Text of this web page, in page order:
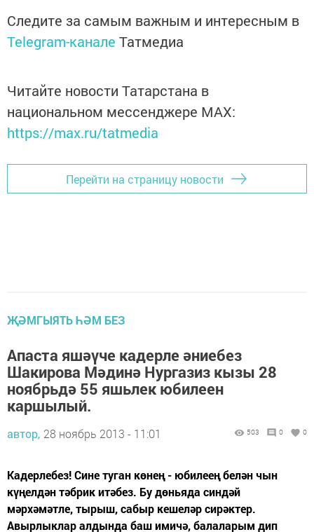
Следите за самым важным и интересным в
Telegram-канале Татмедиа
Читайте новости Татарстана в
национальном мессенджере MАХ:
https://max.ru/tatmedia
Перейти на страницу новости
ҖӘМГЫЯТЬ ҺӘМ БЕЗ
Апаста яшәүче кадерле әниебез
Шакирова Мәдинә Нургазиз кызы 28
ноябрьдә 55 яшьлек юбилеен
каршылый.
автор, 28 ноябрь 2013 - 11:01 503 0 0
Кадерлебез! Сине туган көнең - юбилеең белән чын
күңелдән тәбрик итәбез. Бу дөньяда синдәй
мәрхәмәтле, тырыш, сабыр кешеләр сирәктер.
Авырлыклар алдында баш имичә, балаларым дип